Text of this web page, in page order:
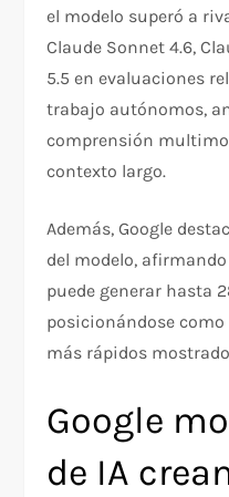
el modelo superó a
Claude Sonnet 4.6,
5.5 en evaluaciones
trabajo autónomos,
comprensión
contexto largo.
Además, Google
del modelo,
puede generar hasta
posicionándose
más rápidos
Google
de IA